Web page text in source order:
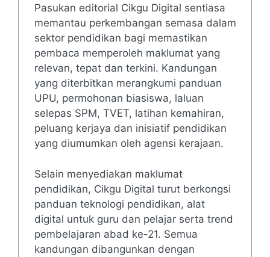
Pasukan editorial Cikgu Digital sentiasa
memantau perkembangan semasa dalam
sektor pendidikan bagi memastikan
pembaca memperoleh maklumat yang
relevan, tepat dan terkini. Kandungan
yang diterbitkan merangkumi panduan
UPU, permohonan biasiswa, laluan
selepas SPM, TVET, latihan kemahiran,
peluang kerjaya dan inisiatif pendidikan
yang diumumkan oleh agensi kerajaan.
Selain menyediakan maklumat
pendidikan, Cikgu Digital turut berkongsi
panduan teknologi pendidikan, alat
digital untuk guru dan pelajar serta trend
pembelajaran abad ke-21. Semua
kandungan dibangunkan dengan